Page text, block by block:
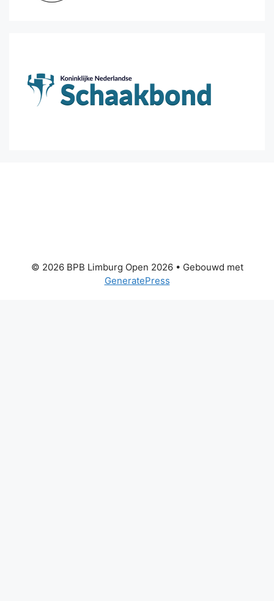
© 2026 BPB Limburg Open 2026• Gebouwd met
GeneratePress